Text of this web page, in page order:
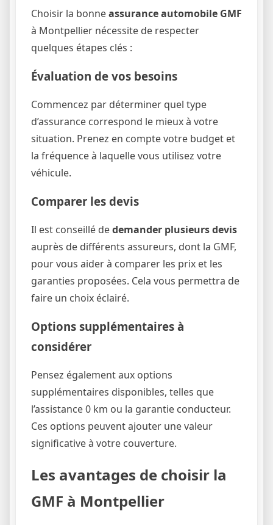
Choisir la bonneassurance automobile GMF
à Montpellier nécessite de respecter
quelques étapes clés :
Évaluation de vos besoins
Commencez par déterminer quel type
d’assurance correspond le mieux à votre
situation. Prenez en compte votre budget et
la fréquence à laquelle vous utilisez votre
véhicule.
Comparer les devis
Il est conseillé dedemander plusieurs devis
auprès de différents assureurs, dont la GMF,
pour vous aider à comparer les prix et les
garanties proposées. Cela vous permettra de
faire un choix éclairé.
Options supplémentaires à
considérer
Pensez également aux options
supplémentaires disponibles, telles que
l’assistance 0 km ou la garantie conducteur.
Ces options peuvent ajouter une valeur
significative à votre couverture.
Les avantages de choisir la
GMF à Montpellier